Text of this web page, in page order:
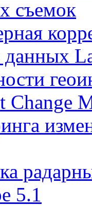
съемок
Change
5.1